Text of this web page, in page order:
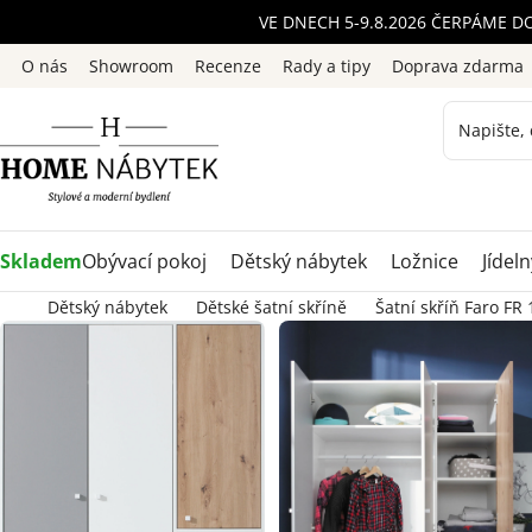
na
obsah
VE DNECH 5-9.8.2026 ČERPÁME
O nás
Showroom Recenze Rady a tipy Doprava zdarma
SklademObývací pokoj Dětský nábytek Ložnice
Dětský nábytek Dětské šatní skříně Šatní skříň Faro FR 1